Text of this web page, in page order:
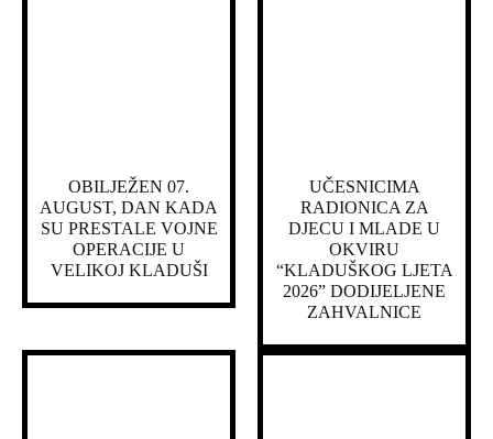
OBILJEŽEN 07.
AUGUST, DAN KADA
SU PRESTALE VOJNE
OPERACIJE U
VELIKOJ KLADUŠI
UČESNICIMA
RADIONICA ZA
DJECU I MLADE U
OKVIRU
“KLADUŠKOG LJETA
2026” DODIJELJENE
ZAHVALNICE